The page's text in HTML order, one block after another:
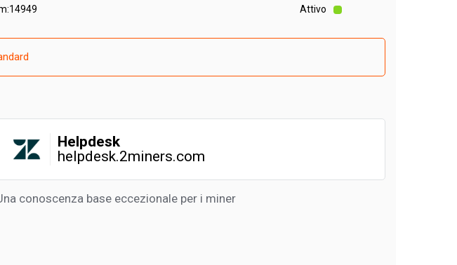
Attivo
Helpdesk
helpdesk.2miners.com
conoscenza base eccezionale per i miner